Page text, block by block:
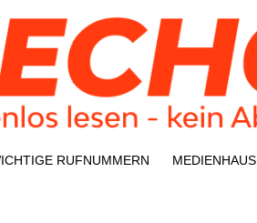
RUFNUMMERN MEDI­EN­HAUS